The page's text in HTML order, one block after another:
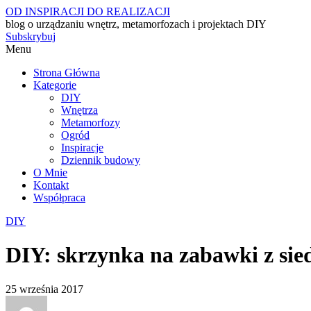
OD INSPIRACJI DO REALIZACJI
blog o urządzaniu wnętrz, metamorfozach i projektach DIY
Subskrybuj
Menu
Strona Główna
Kategorie
DIY
Wnętrza
Metamorfozy
Ogród
Inspiracje
Dziennik budowy
O Mnie
Kontakt
Współpraca
DIY
DIY: skrzynka na zabawki z
25 września 2017